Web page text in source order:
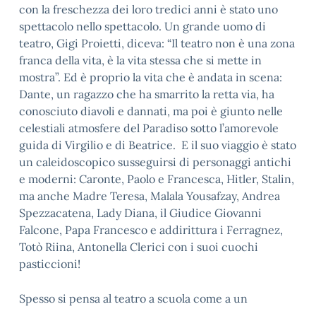
con la freschezza dei loro tredici anni è stato uno
spettacolo nello spettacolo. Un grande uomo di
teatro, Gigi Proietti, diceva: “Il teatro non è una zona
franca della vita, è la vita stessa che si mette in
mostra”. Ed è proprio la vita che è andata in scena:
Dante, un ragazzo che ha smarrito la retta via, ha
conosciuto diavoli e dannati, ma poi è giunto nelle
celestiali atmosfere del Paradiso sotto l’amorevole
guida di Virgilio e di Beatrice. E il suo viaggio è stato
un caleidoscopico susseguirsi di personaggi antichi
e moderni: Caronte, Paolo e Francesca, Hitler, Stalin,
ma anche Madre Teresa, Malala Yousafzay, Andrea
Spezzacatena, Lady Diana, il Giudice Giovanni
Falcone, Papa Francesco e addirittura i Ferragnez,
Totò Riina, Antonella Clerici con i suoi cuochi
pasticcioni!
Spesso si pensa al teatro a scuola come a un